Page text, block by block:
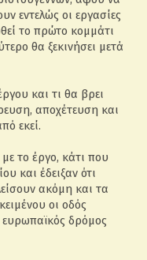
εντελώς οι εργασίες
το πρώτο κομμάτι
θα ξεκινήσει μετά
και τι θα βρει
αποχέτευση και
εκεί.
με το έργο, κάτι που
και έδειξαν ότι
ακόμη και τα
οι οδός
ευρωπαϊκός δρόμος